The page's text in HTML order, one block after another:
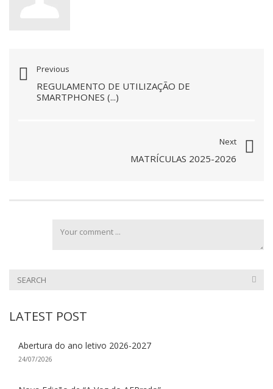
Previous
REGULAMENTO DE UTILIZAÇÃO DE
SMARTPHONES (...)
Next
MATRÍCULAS 2025-2026
LATEST POST
Abertura do ano letivo 2026-2027
24/07/2026